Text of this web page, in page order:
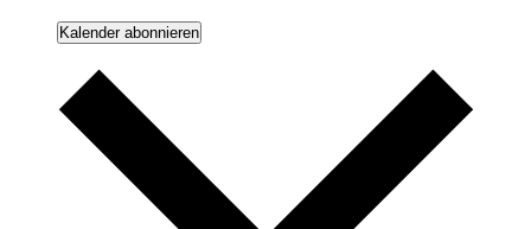
Kalender abonnieren